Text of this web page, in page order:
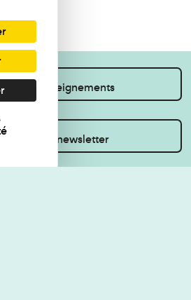
des renseignements
vous à la newsletter